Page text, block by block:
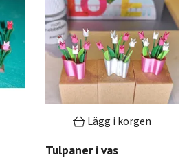
Lägg i korgen
Tulpaner i vas